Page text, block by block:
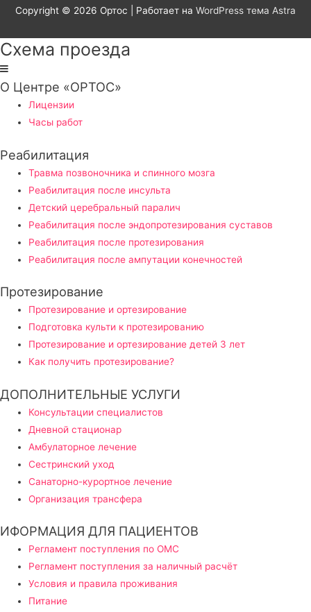
Copyright © 2026 Ортос | Работает на WordPress тема Astra
Схема проезда
О Центре «ОРТОС»
Лицензии
Часы работ
Реабилитация
Травма позвоночника и спинного мозга
Реабилитация после инсульта
Детский церебральный паралич
Реабилитация после эндопротезирования суставов
Реабилитация после протезирования
Реабилитация после ампутации конечностей
Протезирование
Протезирование и ортезирование
Подготовка культи к протезированию
Протезирование и ортезирование детей 3 лет
Как получить протезирование?
ДОПОЛНИТЕЛЬНЫЕ УСЛУГИ
Консультации специалистов
Дневной стационар
Амбулаторное лечение
Сестринский уход
Санаторно-курортное лечение
Организация трансфера
ИФОРМАЦИЯ ДЛЯ ПАЦИЕНТОВ
Регламент поступления по ОМС
Регламент поступления за наличный расчёт
Условия и правила проживания
Питание